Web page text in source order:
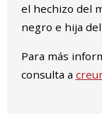
el hechizo del
negro e hija
Para más
consulta a